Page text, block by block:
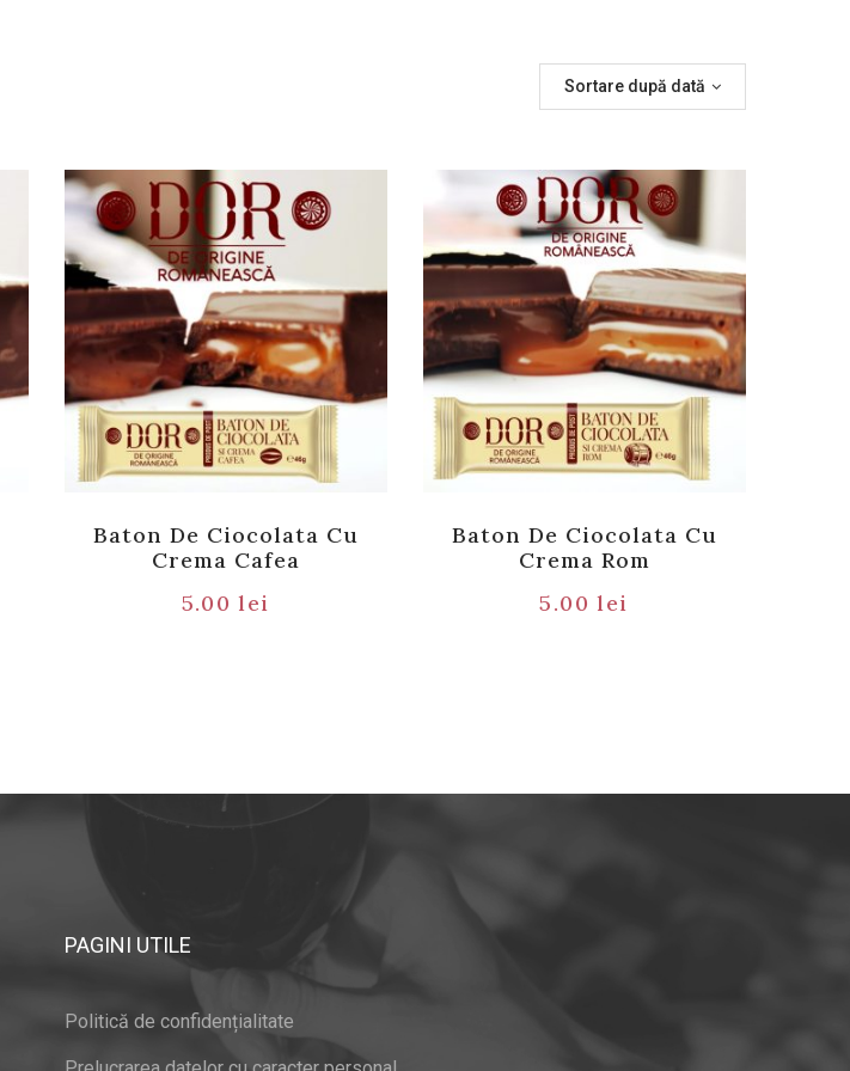
Sortare după dată
Baton De Ciocolata Cu
Crema Cafea
5.00lei
Baton De Ciocolata Cu
Crema Rom
5.00lei
PAGINI UTILE
Politică de confidențialitate